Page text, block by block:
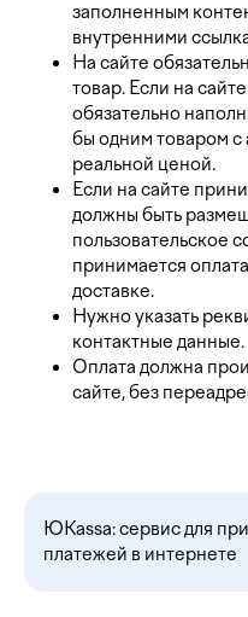
заполненным
внутренними
На сайте
товар. Если на
обязательно
бы одним товаром с
реальной ценой.
Если на сайте
должны быть
пользовательское
принимается
доставке.
Нужно указать
контактные данные.
Оплата должна
сайте, без
ЮKassa: сервис для
платежей в интернете